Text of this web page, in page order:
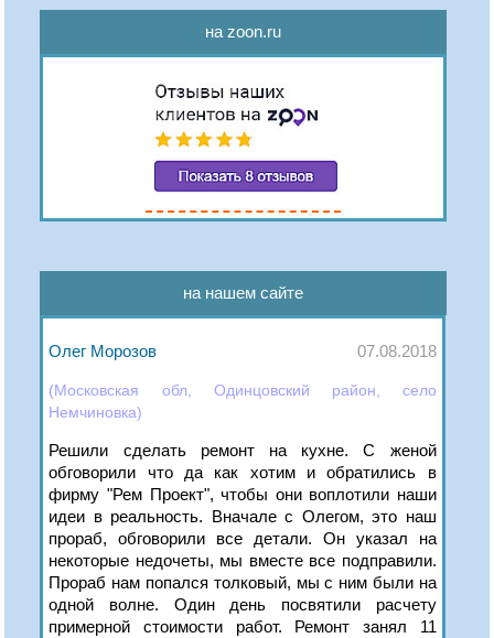
на zoon.ru
на нашем сайте
Олег Морозов 07.08.2018
(Московская обл, Одинцовский район, село
Немчиновка)
Решили сделать ремонт на кухне. С женой
обговорили что да как хотим и обратились в
фирму "Рем Проект", чтобы они воплотили наши
идеи в реальность. Вначале с Олегом, это наш
прораб, обговорили все детали. Он указал на
некоторые недочеты, мы вместе все подправили.
Прораб нам попался толковый, мы с ним были на
одной волне. Один день посвятили расчету
примерной стоимости работ. Ремонт занял 11